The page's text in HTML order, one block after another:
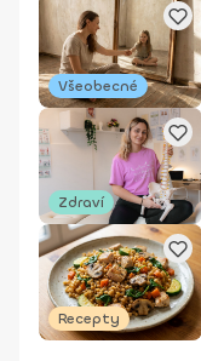
Všeobecné
Zdraví
Recepty